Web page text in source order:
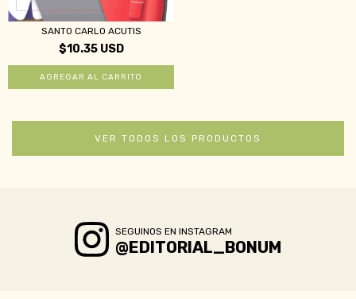
SANTO CARLO ACUTIS
$10.35 USD
VER TODOS LOS PRODUCTOS
SEGUINOS EN INSTAGRAM
@EDITORIAL_BONUM